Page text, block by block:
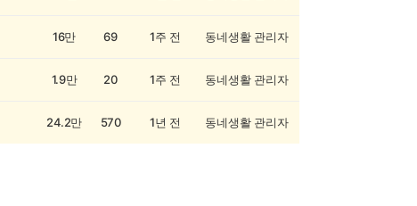
16만 69 1주 전 동네생활 관리자
1.9만 20 1주 전 동네생활 관리자
24.2만 570 1년 전 동네생활 관리자